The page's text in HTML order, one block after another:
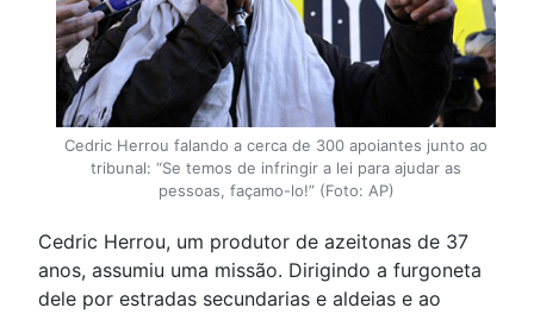
Cedric Herrou falando a cerca de 300 apoiantes junto ao
tribunal: “Se temos de infringir a lei para ajudar as
pessoas, façamo-lo!” (Foto: AP)
Cedric Herrou, um produtor de azeitonas de 37
anos, assumiu uma missão. Dirigindo a furgoneta
dele por estradas secundarias e aldeias e ao